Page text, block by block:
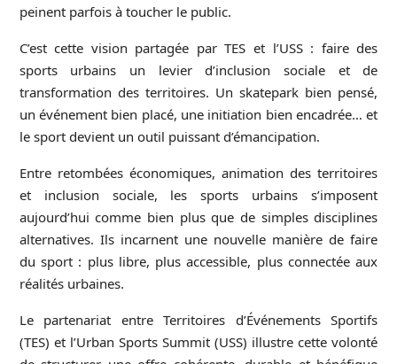
peinent parfois à toucher le public.
C’est cette vision partagée par TES et l’USS : faire des
sports urbains un levier d’inclusion sociale et de
transformation des territoires. Un skatepark bien pensé,
un événement bien placé, une initiation bien encadrée… et
le sport devient un outil puissant d’émancipation.
Entre retombées économiques, animation des territoires
et inclusion sociale, les sports urbains s’imposent
aujourd’hui comme bien plus que de simples disciplines
alternatives. Ils incarnent une nouvelle manière de faire
du sport : plus libre, plus accessible, plus connectée aux
réalités urbaines.
Le partenariat entre Territoires d’Événements Sportifs
(TES) et l’Urban Sports Summit (USS) illustre cette volonté